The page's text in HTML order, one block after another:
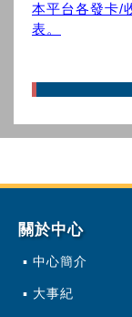
本平台各發卡/
表。
關於中心
中心簡介
大事紀